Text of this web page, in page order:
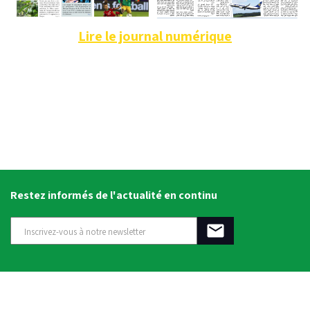
Lire le journal numérique
Restez informés de l'actualité en continu